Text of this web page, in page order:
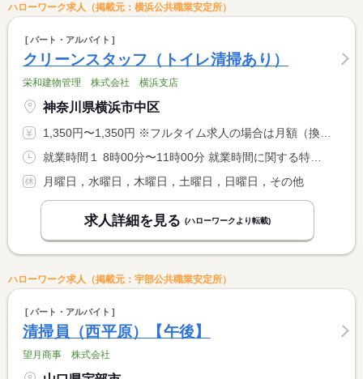
ハローワーク求人（掲載元：横浜公共職業安定所）
パート・アルバイト
クリーンスタッフ（トイレ清掃あり）
栄和建物管理 株式会社 横浜支店
神奈川県横浜市中区
1,350円〜1,350円 ※フルタイム求人の場合は月額（換算額）、パート求人の場合は時間額を表示しています。
月曜日，水曜日，木曜日，土曜日，日曜日，その他
求人詳細を見る (ハローワークより転載)
ハローワーク求人（掲載元：宇部公共職業安定所）
パート・アルバイト
清掃員（西平原）【午後】
望月商事 株式会社